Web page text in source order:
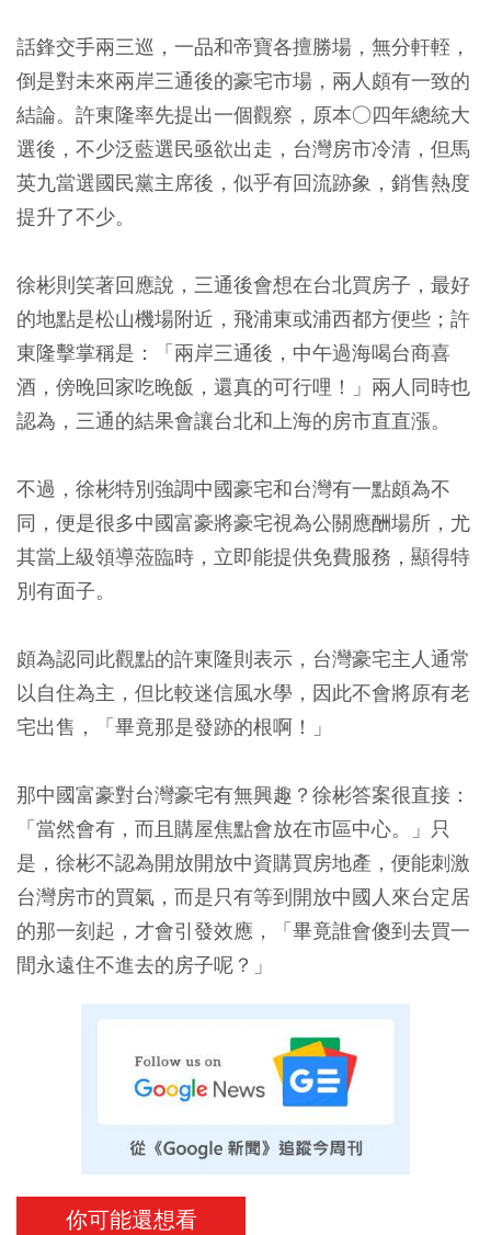
話鋒交手兩三巡，一品和帝寶各擅勝場，無分軒輊，
倒是對未來兩岸三通後的豪宅市場，兩人頗有一致的
結論。許東隆率先提出一個觀察，原本○四年總統大
選後，不少泛藍選民亟欲出走，台灣房市冷清，但馬
英九當選國民黨主席後，似乎有回流跡象，銷售熱度
提升了不少。
徐彬則笑著回應說，三通後會想在台北買房子，最好
的地點是松山機場附近，飛浦東或浦西都方便些；許
東隆擊掌稱是：「兩岸三通後，中午過海喝台商喜
酒，傍晚回家吃晚飯，還真的可行哩！」兩人同時也
認為，三通的結果會讓台北和上海的房市直直漲。
不過，徐彬特別強調中國豪宅和台灣有一點頗為不
同，便是很多中國富豪將豪宅視為公關應酬場所，尤
其當上級領導蒞臨時，立即能提供免費服務，顯得特
別有面子。
頗為認同此觀點的許東隆則表示，台灣豪宅主人通常
以自住為主，但比較迷信風水學，因此不會將原有老
宅出售，「畢竟那是發跡的根啊！」
那中國富豪對台灣豪宅有無興趣？徐彬答案很直接：
「當然會有，而且購屋焦點會放在市區中心。」只
是，徐彬不認為開放開放中資購買房地產，便能刺激
台灣房市的買氣，而是只有等到開放中國人來台定居
的那一刻起，才會引發效應，「畢竟誰會傻到去買一
間永遠住不進去的房子呢？」
你可能還想看